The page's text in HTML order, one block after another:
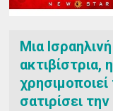
Μια
ακτιβίστρια,
σατιρίσει